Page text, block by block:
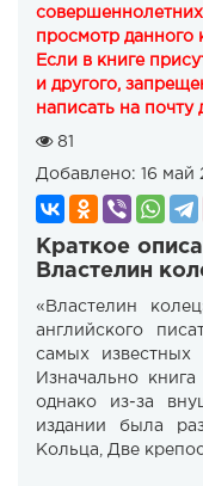
просмотр
Если в книге
и другого,
написать на почту
81
Добавлено: 16 май
Краткое
Властелин
«Властелин
английского
самых известных
Изначально
однако из-за
издании была
Кольца, Две